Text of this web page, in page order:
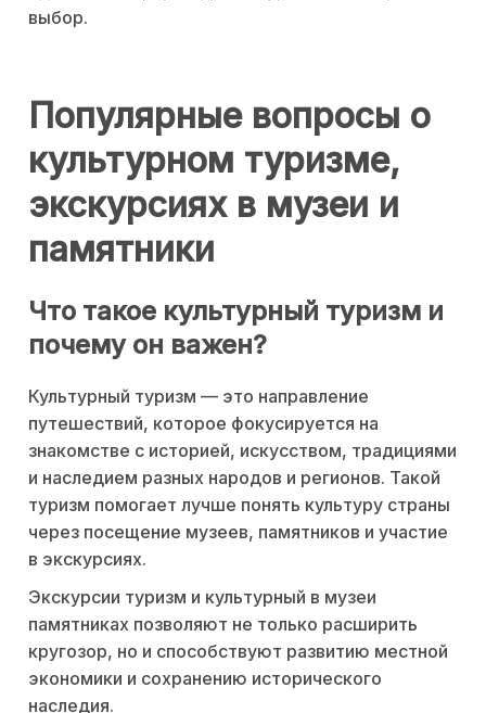
выбор.
Популярные вопросы о
культурном туризме,
экскурсиях в музеи и
памятники
Что такое культурный туризм и
почему он важен?
Культурный туризм — это направление
путешествий, которое фокусируется на
знакомстве с историей, искусством, традициями
и наследием разных народов и регионов. Такой
туризм помогает лучше понять культуру страны
через посещение музеев, памятников и участие
в экскурсиях.
Экскурсии туризм и культурный в музеи
памятниках позволяют не только расширить
кругозор, но и способствуют развитию местной
экономики и сохранению исторического
наследия.